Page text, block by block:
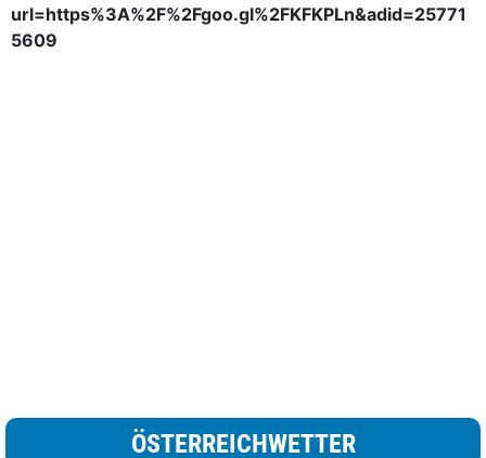
url=https%3A%2F%2Fgoo.gl%2FKFKPLn&adid=25771
5609
ÖSTERREICHWETTER